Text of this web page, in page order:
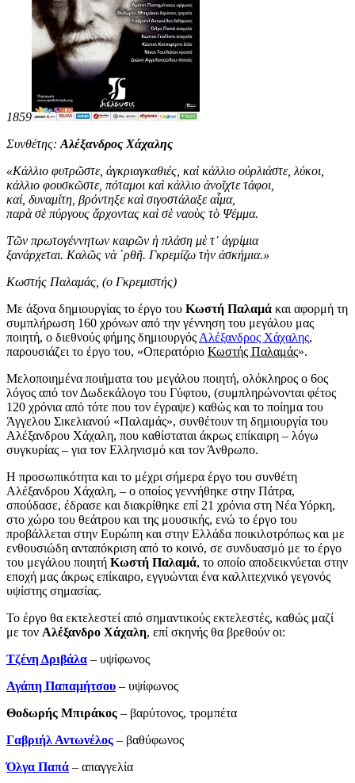
1859
Συνθέτης: Αλέξανδρος Χάχαλης
«Κάλλιο φυτρῶστε, ἀγκριαγκαθιές, καὶ κάλλιο οὐρλιάστε, λύκοι,
κάλλιο φουσκῶστε, πόταμοι καὶ κάλλιο ἀνοῖχτε τάφοι,
καί, δυναμίτη, βρόντηξε καὶ σιγοστάλαξε αἷμα,
παρὰ σὲ πύργους ἄρχοντας καὶ σὲ ναοὺς τὸ Ψέμμα.
Τῶν πρωτογέννητων καιρῶν ἡ πλάση μὲ τ᾿ ἀγρίμια
ξανάρχεται. Καλῶς νὰ ῾ρθῆ. Γκρεμίζω τὴν ἀσκήμια.»
Κωστής Παλαμάς, (ο Γκρεμιστής)
Με άξονα δημιουργίας το έργο του Κωστή Παλαμά και αφορμή τη
συμπλήρωση 160 χρόνων από την γέννηση του μεγάλου μας
ποιητή, ο διεθνούς φήμης δημιουργός Αλέξανδρος Χάχαλης,
παρουσιάζει το έργο του, «Οπερατόριο Κωστής Παλαμάς».
Μελοποιημένα ποιήματα του μεγάλου ποιητή, ολόκληρος ο 6ος
λόγος από τον Δωδεκάλογο του Γύφτου, (συμπληρώνονται φέτος
120 χρόνια από τότε που τον έγραψε) καθώς και το ποίημα του
Άγγελου Σικελιανού «Παλαμάς», συνθέτουν τη δημιουργία του
Αλέξανδρου Χάχαλη, που καθίσταται άκρως επίκαιρη – λόγω
συγκυρίας – για τον Ελληνισμό και τον Άνθρωπο.
Η προσωπικότητα και το μέχρι σήμερα έργο του συνθέτη
Αλέξανδρου Χάχαλη, – ο οποίος γεννήθηκε στην Πάτρα,
σπούδασε, έδρασε και διακρίθηκε επί 21 χρόνια στη Νέα Υόρκη,
στο χώρο του θεάτρου και της μουσικής, ενώ το έργο του
προβάλλεται στην Ευρώπη και στην Ελλάδα ποικιλοτρόπως και με
ενθουσιώδη ανταπόκριση από το κοινό, σε συνδυασμό με το έργο
του μεγάλου ποιητή Κωστή Παλαμά, το οποίο αποδεικνύεται στην
εποχή μας άκρως επίκαιρο, εγγυώνται ένα καλλιτεχνικό γεγονός
υψίστης σημασίας.
Το έργο θα εκτελεστεί από σημαντικούς εκτελεστές, καθώς μαζί
με τον Αλέξανδρο Χάχαλη, επί σκηνής θα βρεθούν οι:
Τζένη Δριβάλα – υψίφωνος
Αγάπη Παπαμήτσου – υψίφωνος
Θοδωρής Μπιράκος – βαρύτονος, τρομπέτα
Γαβριήλ Αντωνέλος – βαθύφωνος
Όλγα Παπά – απαγγελία